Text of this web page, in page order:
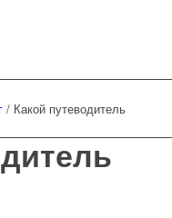
/ Какой путеводитель